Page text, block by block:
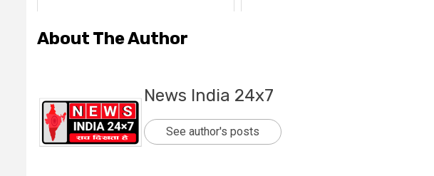
About The Author
News India 24x7
See author's posts